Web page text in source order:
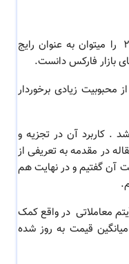
مووینگ اوریج ۵۰ و مووینگ اوریج ۲۰۰ را میتوان به عنوان رایج
بازار فارکس دانست.
محبوبیت زیادی برخوردار
. کاربرد آن در تجزیه و
در مقدمه به تعریفی از
آن گفتیم و در نهایت هم
معاملاتی در واقع کمک
قیمت به‌ روز شده